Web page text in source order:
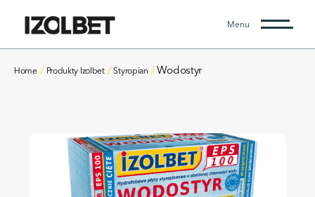
Menu
Home Produkty Izolbet Styropian Wodostyr